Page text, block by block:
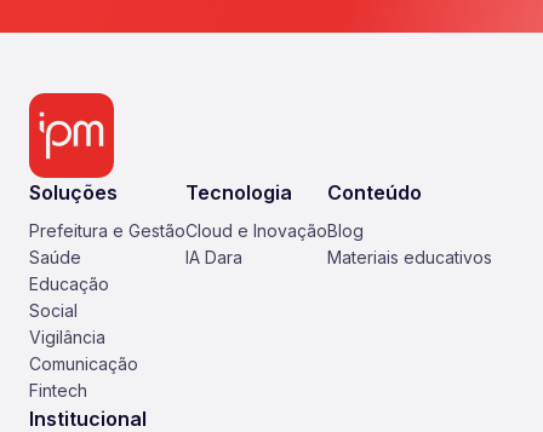
Soluções
Prefeitura e Gestão
Saúde
Educação
Social
Vigilância
Comunicação
Fintech
Tecnologia
Cloud e Inovação
IA Dara
Conteúdo
Blog
Materiais educativos
Institucional